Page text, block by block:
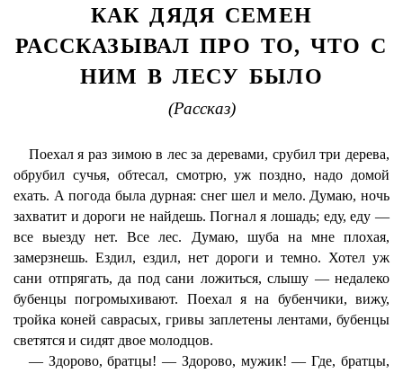
КАК ДЯДЯ СЕМЕН
РАССКАЗЫВАЛ ПРО ТО, ЧТО С
НИМ В ЛЕСУ БЫЛО
(Рассказ)
Поехал я раз зимою в лес за деревами, срубил три дерева,
обрубил сучья, обтесал, смотрю, уж поздно, надо домой
ехать. А погода была дурная: снег шел и мело. Думаю, ночь
захватит и дороги не найдешь. Погнал я лошадь; еду, еду —
все выезду нет. Все лес. Думаю, шуба на мне плохая,
замерзнешь. Ездил, ездил, нет дороги и темно. Хотел уж
сани отпрягать, да под сани ложиться, слышу — недалеко
бубенцы погромыхивают. Поехал я на бубенчики, вижу,
тройка коней саврасых, гривы заплетены лентами, бубенцы
светятся и сидят двое молодцов.
— Здорово, братцы! — Здорово, мужик! — Где, братцы,